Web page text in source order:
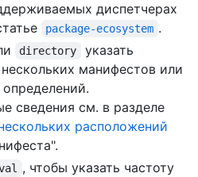
диспетчерах
package-ecosystem .
directory
указать
манифестов или
сведения см. в разделе
расположений
, чтобы указать частоту